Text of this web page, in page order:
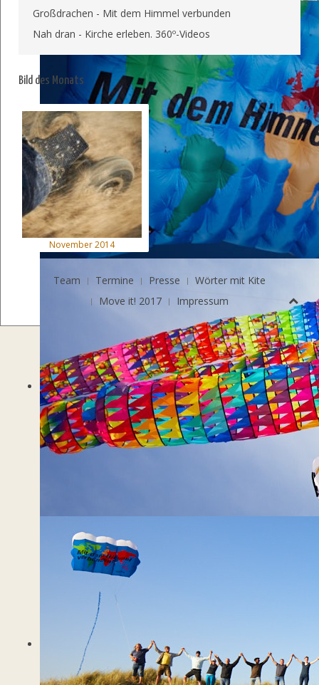
Großdrachen - Mit dem Himmel verbunden
Nah dran - Kirche erleben. 360º-Videos
Bild des Monats
November 2014
Team Termine Presse
Wörter mit Kite
Move it! 2017
Impressum